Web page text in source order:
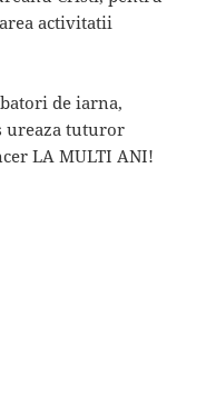
activitatii
de iarna,
ureaza tuturor
LA MULTI ANI!